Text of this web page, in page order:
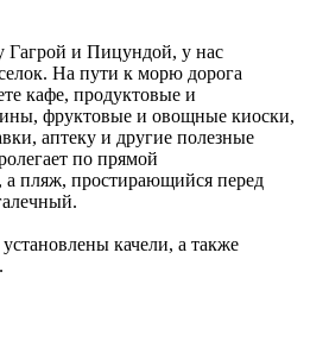
и Пицундой, у нас
На пути к морю дорога
кафе, продуктовые и
фруктовые и овощные киоски,
аптеку и другие полезные
по прямой
а пляж, простирающийся перед
качели, а также